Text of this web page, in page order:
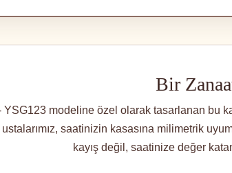
Bir
YSG123 modeline özel olarak tasarlanan bu
saatinizin kasasına milimetrik
kayış değil, saatinize değer